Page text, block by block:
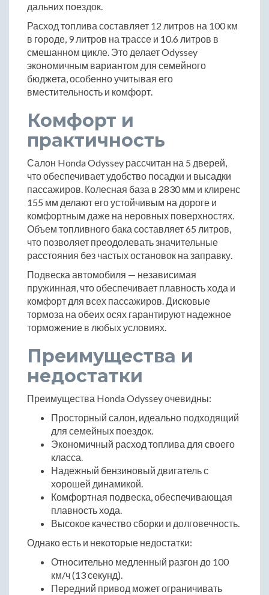
дальних поездок.
Расход топлива составляет 12 литров на 100 км
в городе, 9 литров на трассе и 10.6 литров в
смешанном цикле. Это делает Odyssey
экономичным вариантом для семейного
бюджета, особенно учитывая его
вместительность и комфорт.
Комфорт и
практичность
Салон Honda Odyssey рассчитан на 5 дверей,
что обеспечивает удобство посадки и высадки
пассажиров. Колесная база в 2830 мм и клиренс
155 мм делают его устойчивым на дороге и
комфортным даже на неровных поверхностях.
Объем топливного бака составляет 65 литров,
что позволяет преодолевать значительные
расстояния без частых остановок на заправку.
Подвеска автомобиля — независимая
пружинная, что обеспечивает плавность хода и
комфорт для всех пассажиров. Дисковые
тормоза на обеих осях гарантируют надежное
торможение в любых условиях.
Преимущества и
недостатки
Преимущества Honda Odyssey очевидны:
Просторный салон, идеально подходящий
для семейных поездок.
Экономичный расход топлива для своего
класса.
Надежный бензиновый двигатель с
хорошей динамикой.
Комфортная подвеска, обеспечивающая
плавность хода.
Высокое качество сборки и долговечность.
Однако есть и некоторые недостатки:
Относительно медленный разгон до 100
км/ч (13 секунд).
Передний привод может ограничивать